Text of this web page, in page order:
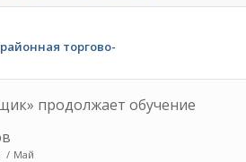
продолжает обучение
/ Май